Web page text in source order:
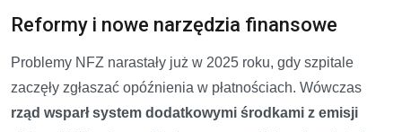
Reformy i nowe narzędzia finansowe
Problemy NFZ narastały już w 2025 roku, gdy szpitale
zaczęły zgłaszać opóźnienia w płatnościach. Wówczas
rząd wsparł system dodatkowymi środkami z emisji